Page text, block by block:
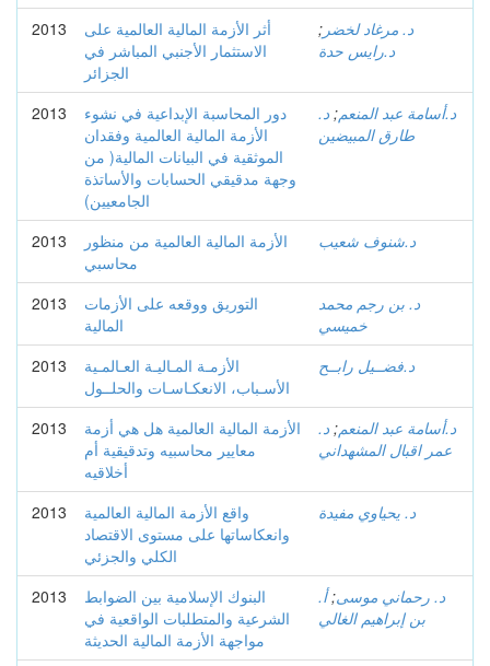
2013
أثر الأزمة المالية العالمية على
الاستثمار الأجنبي المباشر في
الجزائر
د. مرغاد لخضر ;
د.رايس حدة
2013
دور المحاسبة الإبداعية في نشوء
الأزمة المالية العالمية وفقدان
الموثقية في البيانات المالية( من
وجهة مدقيقي الحسابات والأساتذة
الجامعيين)
د.أسامة عبد المنعم; د.
طارق المبيضين
2013
الأزمة المالية العالمية من منظور
محاسبي
د.شنوف شعيب
2013
التوريق ووقعه على الأزمات
المالية
د. بن رجم محمد
خميسي
2013
الأزمـة المـاليـة العـالمـية
الأسـباب، الانعكـاسـات والحلــول
د.فضــيل رابــح
2013
الأزمة المالية العالمية هل هي أزمة
معايير محاسبيه وتدقيقية أم
أخلاقيه
د.أسامة عبد المنعم; د.
عمر اقبال المشهداني
2013
واقع الأزمة المالية العالمية
وانعكاساتها على مستوى الاقتصاد
الكلي والجزئي
د. يحياوي مفيدة
2013
البنوك الإسلامية بين الضوابط
الشرعية والمتطلبات الواقعية في
مواجهة الأزمة المالية الحديثة
د. رحماني موسى;أ.
بن إبراهيم الغالي